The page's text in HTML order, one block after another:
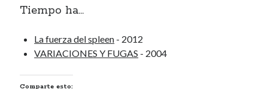
No compres, adopta
Tiempo ha...
La fuerza del spleen - 2012
VARIACIONES Y FUGAS - 2004
Comparte esto: